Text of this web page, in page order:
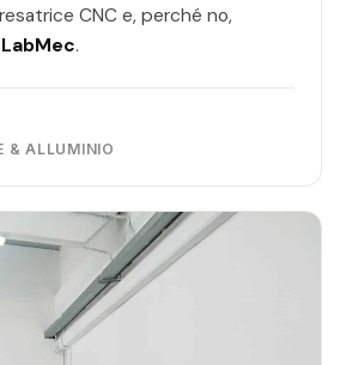
CNC e, perché no,
.
& ALLUMINIO